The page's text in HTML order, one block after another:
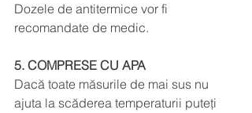
Dozele de antitermice vor fi
recomandate de medic.
5. COMPRESE CU APA
Dacă toate măsurile de mai sus nu
ajuta la scăderea temperaturii puteți